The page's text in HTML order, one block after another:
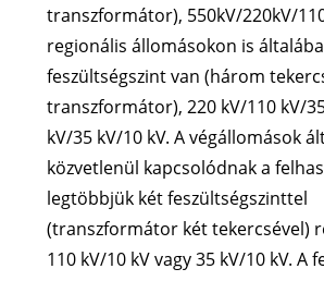
transzformátor), 550kV/220kV/
regionális állomásokon is
feszültségszint van (három
transzformátor), 220 kV/110 kV/
kV/35 kV/10 kV. A végállomások
közvetlenül kapcsolódnak a
legtöbbjük két feszültségszinttel
(transzformátor két tekercsével)
110 kV/10 kV vagy 35 kV/10 kV. A